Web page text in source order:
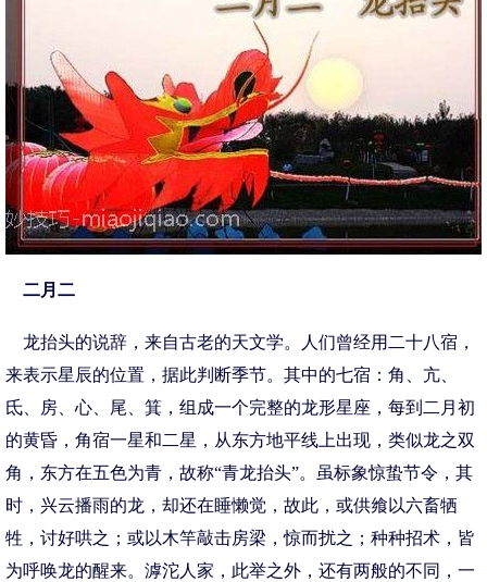
二月二
龙抬头的说辞，来自古老的天文学。人们曾经用二十八宿，
来表示星辰的位置，据此判断季节。其中的七宿：角、亢、
氐、房、心、尾、箕，组成一个完整的龙形星座，每到二月初
的黄昏，角宿一星和二星，从东方地平线上出现，类似龙之双
角，东方在五色为青，故称“青龙抬头”。虽标象惊蛰节令，其
时，兴云播雨的龙，却还在睡懒觉，故此，或供飨以六畜牺
牲，讨好哄之；或以木竿敲击房梁，惊而扰之；种种招术，皆
为呼唤龙的醒来。滹沱人家，此举之外，还有两般的不同，一